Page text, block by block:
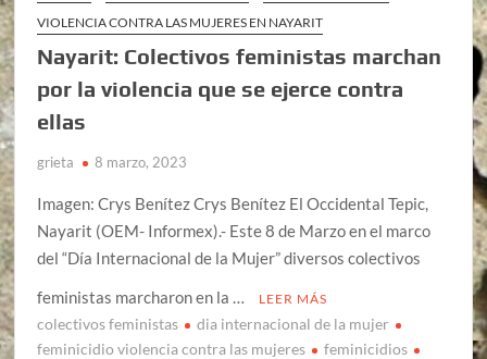
VIOLENCIA CONTRA LAS MUJERES EN NAYARIT
Nayarit: Colectivos feministas marchan
por la violencia que se ejerce contra
ellas
grieta 8 marzo, 2023
Imagen: Crys Benítez Crys Benítez El Occidental Tepic,
Nayarit (OEM- Informex).- Este 8 de Marzo en el marco
del “Día Internacional de la Mujer” diversos colectivos
feministas marcharon en la …
LEER MÁS
colectivos feministas
dia internacional de la mujer
feminicidio violencia contra las mujeres
feminicidios